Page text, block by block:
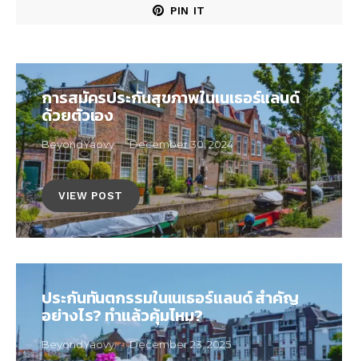
PIN IT
การสมัครประกันสุขภาพในเนเธอร์แลนด์
ด้วยตัวเอง
BeyondYaovy December 30, 2024
VIEW POST
ประกันทันตกรรมในเนเธอร์แลนด์ สำคัญ
อย่างไร? ทำแล้วคุ้มไหม?
BeyondYaovy December 23, 2025